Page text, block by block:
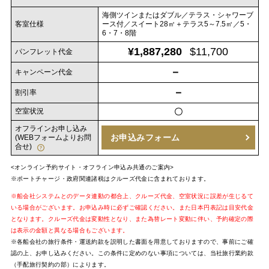
客室仕様
海側ツインまたはダブル／テラス・シャワーブ
ース付／スイート28㎡＋テラス5～7.5㎡／5・
6・7・8階
パンフレット代金 ¥1,887,280 $11,700
キャンペーン代金 －
割引率 －
空室状況 〇
オフラインお申し込み
(WEBフォームよりお問
合せ)
お申込みフォーム
<オンライン予約サイト・オフライン申込み共通のご案内>
※ポートチャージ・政府関連諸税はクルーズ代金に含まれております。
※船会社システムとのデータ連動の都合上、クルーズ代金、空室状況に誤差が生じるて
いる場合がございます。お申込み時に必ずご確認ください。また日本円表記は目安代金
となります。クルーズ代金は変動性となり、また為替レート変動に伴い、予約確定の際
は表示の金額と異なる場合もございます。
※各船会社の旅行条件・運送約款を説明した書面を用意しておりますので、事前にご確
認の上、お申し込みください。この条件に定めのない事項については、当社旅行業約款
（手配旅行契約の部）によります。